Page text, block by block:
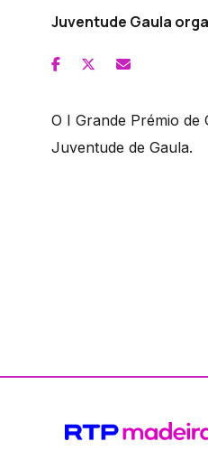
Juventude Gaula
O I Grande Prémio
Juventude de Gaula.